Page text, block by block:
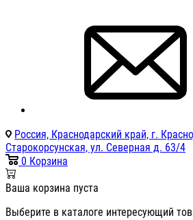
Россия, Краснодарский край, г.
Старокорсунская, ул. Северная д. 63/4
0 Корзина
Ваша корзина пуста
Выберите в каталоге интересующий